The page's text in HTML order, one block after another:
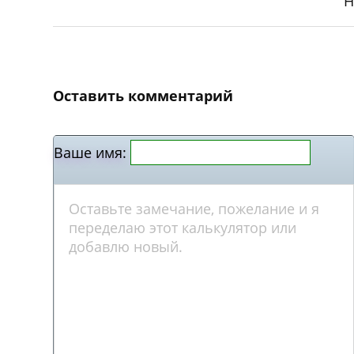
Оставить комментарий
Ваше имя: